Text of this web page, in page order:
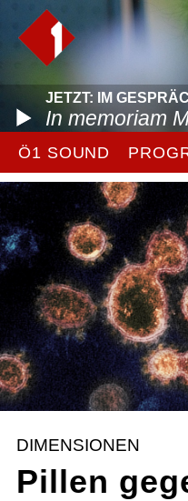
JETZT: IM
In memoriam
Ö1 SOUND
DIMENSIONEN
Pillen